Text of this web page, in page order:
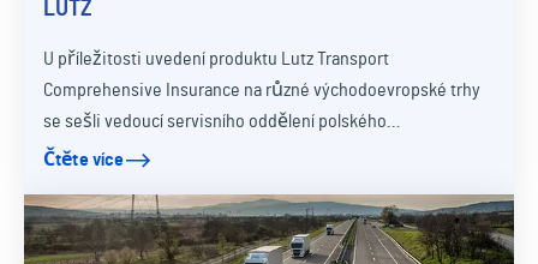
LUTZ
U příležitosti uvedení produktu Lutz Transport
Comprehensive Insurance na různé východoevropské trhy
se sešli vedoucí servisního oddělení polského…
Čtěte více